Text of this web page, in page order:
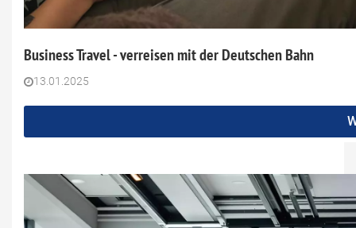
Business Travel - verreisen mit der Deutschen Bahn
13.01.2025